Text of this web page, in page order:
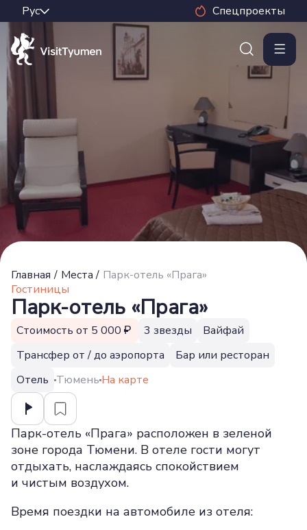
Спецпроекты
Главная / Места / Парк-отель «Прага»
Гостиницы
Парк-отель «Прага»
Стоимость от 5 000 3 звезды
Вайфай
Трансфер от / до аэропорта
Бар или ресторан
Отель Тюмень На карте
Парк-отель «Прага» расположен в зеленой
зоне города Тюмени. В отеле гости могут
отдыхать, наслаждаясь спокойствием
и чистым воздухом.
Время поездки на автомобиле из отеля: